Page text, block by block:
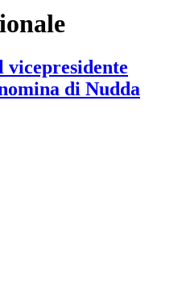
vicepresidente
di Nudda